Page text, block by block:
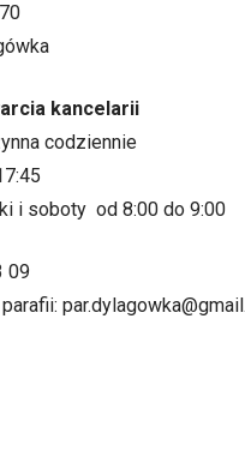
kancelarii
czynna
i soboty od 8:00 do 9:00
09